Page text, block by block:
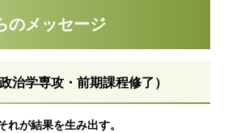
のメッセージ
治学専攻・前期課程修了）
れが結果を生み出す。